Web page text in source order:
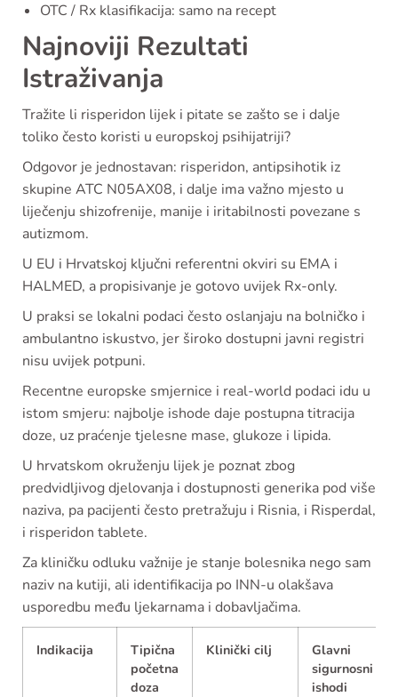
OTC / Rx klasifikacija: samo na recept
Najnoviji Rezultati
Istraživanja
Tražite li risperidon lijek i pitate se zašto se i dalje
toliko često koristi u europskoj psihijatriji?
Odgovor je jednostavan: risperidon, antipsihotik iz
skupine ATC N05AX08, i dalje ima važno mjesto u
liječenju shizofrenije, manije i iritabilnosti povezane s
autizmom.
U EU i Hrvatskoj ključni referentni okviri su EMA i
HALMED, a propisivanje je gotovo uvijek Rx-only.
U praksi se lokalni podaci često oslanjaju na bolničko i
ambulantno iskustvo, jer široko dostupni javni registri
nisu uvijek potpuni.
Recentne europske smjernice i real-world podaci idu u
istom smjeru: najbolje ishode daje postupna titracija
doze, uz praćenje tjelesne mase, glukoze i lipida.
U hrvatskom okruženju lijek je poznat zbog
predvidljivog djelovanja i dostupnosti generika pod više
naziva, pa pacijenti često pretražuju i Risnia, i Risperdal,
i risperidon tablete.
Za kliničku odluku važnije je stanje bolesnika nego sam
naziv na kutiji, ali identifikacija po INN-u olakšava
usporedbu među ljekarnama i dobavljačima.
Indikacija
Tipična
početna
doza
Klinički cilj
Glavni
sigurnosni
ishodi